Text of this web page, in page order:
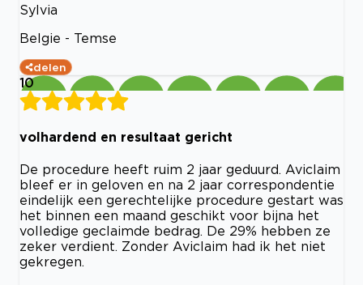
Sylvia
Belgie - Temse
delen
10
volhardend en resultaat gericht
De procedure heeft ruim 2 jaar geduurd. Aviclaim
bleef er in geloven en na 2 jaar correspondentie
eindelijk een gerechtelijke procedure gestart was
het binnen een maand geschikt voor bijna het
volledige geclaimde bedrag. De 29% hebben ze
zeker verdient. Zonder Aviclaim had ik het niet
gekregen.